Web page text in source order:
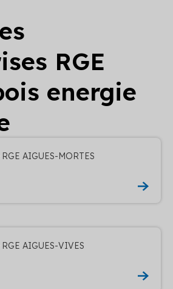
RGE
energie
AIGUES-MORTES
AIGUES-VIVES